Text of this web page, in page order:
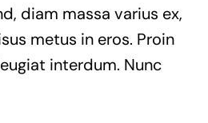
diam massa varius ex,
metus in eros. Proin
interdum. Nunc